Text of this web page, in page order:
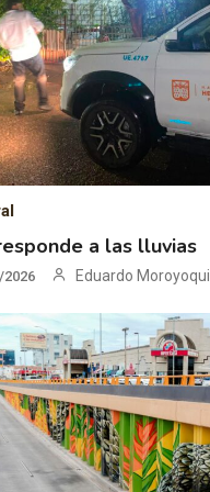
a las lluvias
2026 Eduardo Moroyoqui